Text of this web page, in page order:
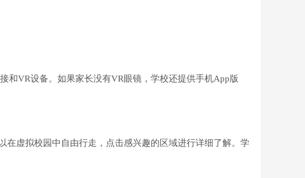
和VR设备。如果家长没有VR眼镜，学校还提供手机App版
虚拟校园中自由行走，点击感兴趣的区域进行详细了解。学